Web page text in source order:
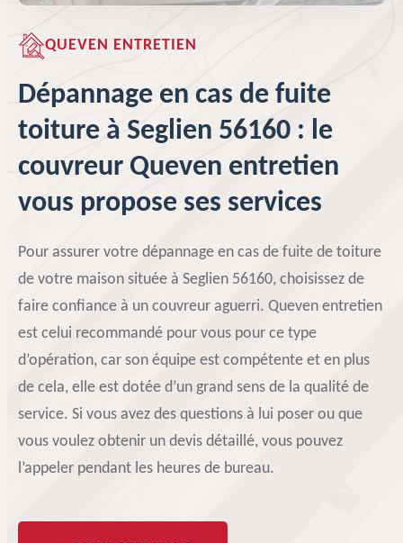
QUEVEN ENTRETIEN
Dépannage en cas de fuite
toiture à Seglien 56160 : le
couvreur Queven entretien
vous propose ses services
Pour assurer votre dépannage en cas de fuite de toiture
de votre maison située à Seglien 56160, choisissez de
faire confiance à un couvreur aguerri. Queven entretien
est celui recommandé pour vous pour ce type
d’opération, car son équipe est compétente et en plus
de cela, elle est dotée d’un grand sens de la qualité de
service. Si vous avez des questions à lui poser ou que
vous voulez obtenir un devis détaillé, vous pouvez
l’appeler pendant les heures de bureau.